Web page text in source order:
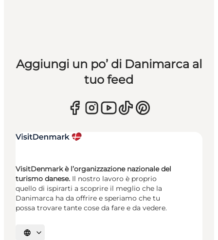
Aggiungi un po’ di Danimarca al
tuo feed
VisitDenmark è l’organizzazione nazionale del
turismo danese. Il nostro lavoro è proprio
quello di ispirarti a scoprire il meglio che la
Danimarca ha da offrire e speriamo che tu
possa trovare tante cose da fare e da vedere.
Seleziona la lingua